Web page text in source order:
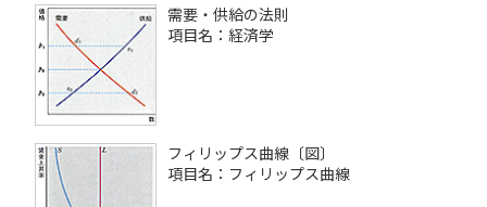
需要・供給の法則
項目名：経済学
フィリップス曲線〔図〕
項目名：フィリップス曲線